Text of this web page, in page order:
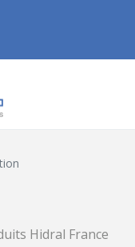
Hidral France